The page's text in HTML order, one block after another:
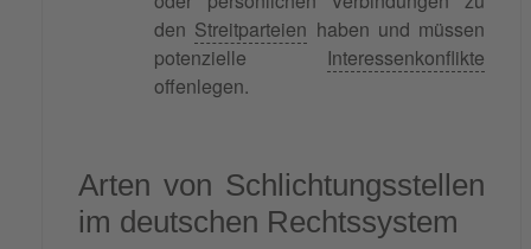
den Streitparteien haben und müssen
potenzielle Interessenkonflikte
offenlegen.
Arten von Schlichtungsstellen
im deutschen Rechtssystem